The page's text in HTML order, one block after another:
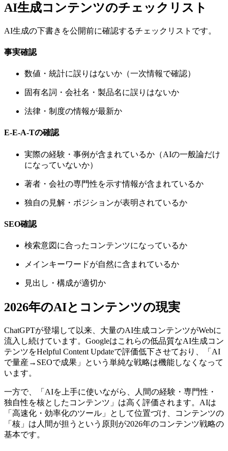
AI生成コンテンツのチェックリスト
AI生成の下書きを公開前に確認するチェックリストです。
事実確認
数値・統計に誤りはないか（一次情報で確認）
固有名詞・会社名・製品名に誤りはないか
法律・制度の情報が最新か
E-E-A-Tの確認
実際の経験・事例が含まれているか（AIの一般論だけ
になっていないか）
著者・会社の専門性を示す情報が含まれているか
独自の見解・ポジションが表明されているか
SEO確認
検索意図に合ったコンテンツになっているか
メインキーワードが自然に含まれているか
見出し・構成が適切か
2026年のAIとコンテンツの現実
ChatGPTが登場して以来、大量のAI生成コンテンツがWebに
流入し続けています。Googleはこれらの低品質なAI生成コン
テンツをHelpful Content Updateで評価低下させており、「AI
で量産→SEOで成果」という単純な戦略は機能しなくなって
います。
一方で、「AIを上手に使いながら、人間の経験・専門性・
独自性を核としたコンテンツ」は高く評価されます。AIは
「高速化・効率化のツール」として位置づけ、コンテンツの
「核」は人間が担うという原則が2026年のコンテンツ戦略の
基本です。